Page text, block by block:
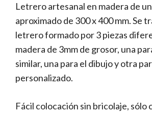
Letrero artesanal en madera de
aproximado de 300 x 400 mm. Se
letrero formado por 3 piezas
madera de 3mm de grosor, una
similar, una para el dibujo y otra
personalizado.
Fácil colocación sin bricolaje, sólo